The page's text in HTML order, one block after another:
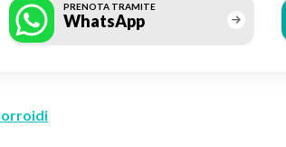
PRENOTA TRAMITE
WhatsApp